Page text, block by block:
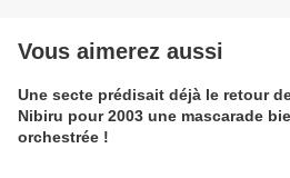
Vous aimerez aussi
Une secte prédisait déjà le retour
Nibiru pour 2003 une mascarade
orchestrée !